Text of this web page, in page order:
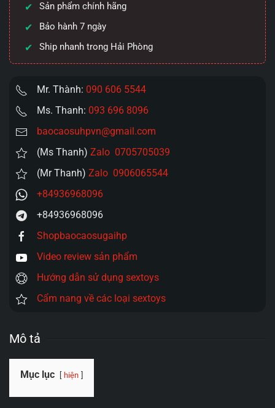
nổ
số
lượng
Sản phẩm chính hãng
Bảo hành 7 ngày
Ship nhanh trong Hải Phòng
Mr. Thành: 090 606 5544
Ms. Thanh: 093 696 8096
baocaosuhpvn@gmail.com
(Ms Thanh) Zalo 0705705039
(Mr Thanh) Zalo 0906065544
+84936968096
+84936968096
Shopbaocaosugaihp
Video review sản phẩm
Hướng dẫn sử dụng sextoys
Cẩm nang về các loại sextoys
Mô tả
Mục lục hiện